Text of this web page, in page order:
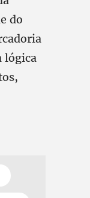
do
lógica